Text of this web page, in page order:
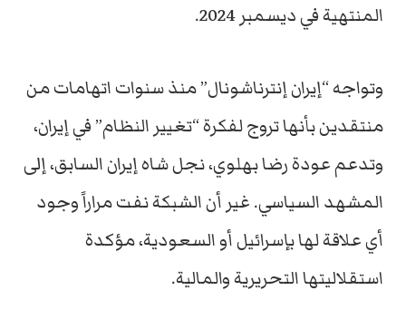
المنتهية في ديسمبر 2024.
وتواجه “إيران إنترناشونال” منذ سنوات اتهامات من
منتقدين بأنها تروج لفكرة “تغيير النظام” في إيران،
وتدعم عودة رضا بهلوي، نجل شاه إيران السابق، إلى
المشهد السياسي. غير أن الشبكة نفت مراراً وجود
أي علاقة لها بإسرائيل أو السعودية، مؤكدة
استقلاليتها التحريرية والمالية.